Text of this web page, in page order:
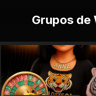
Grupos de